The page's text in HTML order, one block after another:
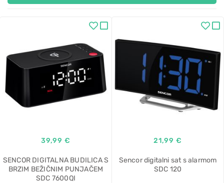
39,99 €
SENCOR DIGITALNA BUDILICA S
BRZIM BEŽIČNIM PUNJAČEM
SDC 7600QI
21,99 €
Sencor digitalni sat s alarmom
SDC 120